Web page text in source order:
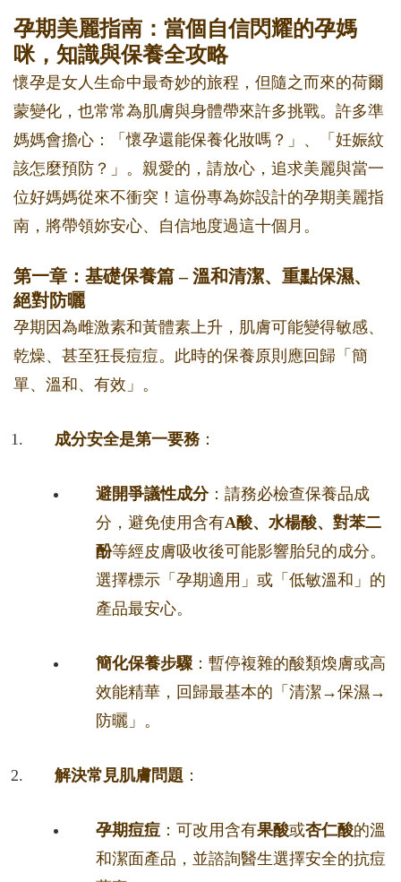
孕期美麗指南：當個自信閃耀的孕媽
咪，知識與保養全攻略
懷孕是女人生命中最奇妙的旅程，但隨之而來的荷爾
蒙變化，也常常為肌膚與身體帶來許多挑戰。許多準
媽媽會擔心：「懷孕還能保養化妝嗎？」、「妊娠紋
該怎麼預防？」。親愛的，請放心，追求美麗與當一
位好媽媽從來不衝突！這份專為妳設計的孕期美麗指
南，將帶領妳安心、自信地度過這十個月。
第一章：基礎保養篇 – 溫和清潔、重點保濕、
絕對防曬
孕期因為雌激素和黃體素上升，肌膚可能變得敏感、
乾燥、甚至狂長痘痘。此時的保養原則應回歸「簡
單、溫和、有效」。
成分安全是第一要務：
避開爭議性成分：請務必檢查保養品成
分，避免使用含有A酸、水楊酸、對苯二
酚等經皮膚吸收後可能影響胎兒的成分。
選擇標示「孕期適用」或「低敏溫和」的
產品最安心。
簡化保養步驟 ：暫停複雜的酸類煥膚或高
效能精華，回歸最基本的「清潔→保濕→
防曬」。
解決常見肌膚問題 ：
孕期痘痘 ：可改用含有果酸或杏仁酸的溫
和潔面產品，並諮詢醫生選擇安全的抗痘